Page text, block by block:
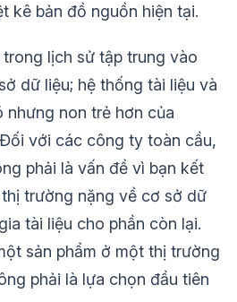
kê bản đồ nguồn hiện tại.
lịch sử tập trung vào
dữ liệu; hệ thống tài liệu và
nhưng non trẻ hơn của
với các công ty toàn cầu,
phải là vấn đề vì bạn kết
trường nặng về cơ sở dữ
tài liệu cho phần còn lại.
sản phẩm ở một thị trường
phải là lựa chọn đầu tiên